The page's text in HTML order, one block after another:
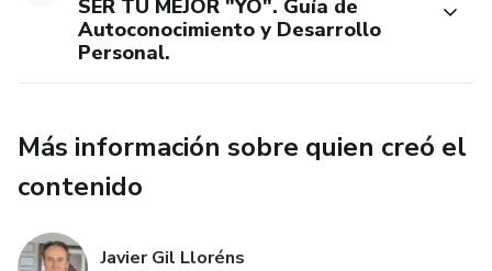
SER TU MEJOR "YO". Guía de
Autoconocimiento y Desarrollo
Personal.
Más información sobre quien creó el
contenido
Javier Gil Lloréns